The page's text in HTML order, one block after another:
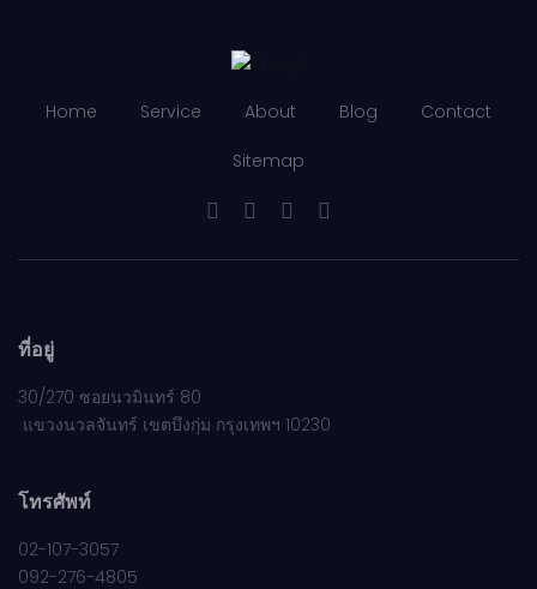
Home Service About Blog Contact
Sitemap
ที่อยู่
30/270 ซอยนวมินทร์ 80
แขวงนวลจันทร์ เขตบึงกุ่ม กรุงเทพฯ 10230
โทรศัพท์
02-107-3057
092-276-4805